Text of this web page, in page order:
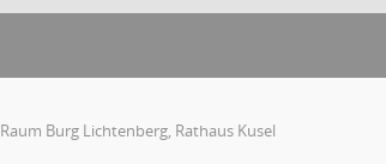
Raum Burg Lichtenberg, Rathaus Kusel